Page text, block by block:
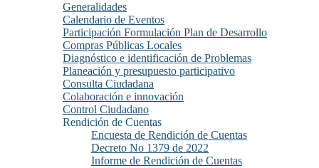
Generalidades
Calendario de Eventos
Participación Formulación Plan de Desarrollo
Compras Públicas Locales
Diagnóstico e identificación de Problemas
Planeación y presupuesto participativo
Consulta Ciudadana
Colaboración e innovación
Control Ciudadano
Rendición de Cuentas
Encuesta de Rendición de Cuentas
Decreto No 1379 de 2022
Informe de Rendición de Cuentas